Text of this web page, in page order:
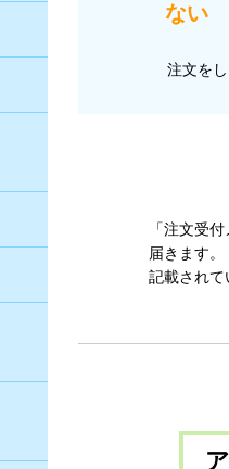
ない
注文を
「注文受
届きます。
記載され